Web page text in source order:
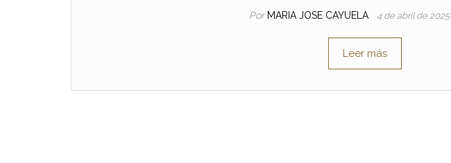
Por MARIA JOSE CAYUELA 4 de abril de 2025
Leer más